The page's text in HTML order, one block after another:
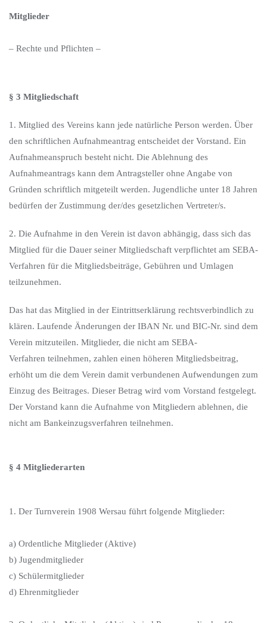
Mitglieder
– Rechte und Pflichten –
§ 3 Mitgliedschaft
1. Mitglied des Vereins kann jede natürliche Person werden. Über
den schriftlichen Aufnahmeantrag entscheidet der Vorstand. Ein
Aufnahmeanspruch besteht nicht. Die Ablehnung des
Aufnahmeantrags kann dem Antragsteller ohne Angabe von
Gründen schriftlich mitgeteilt werden. Jugendliche unter 18 Jahren
bedürfen der Zustimmung der/des gesetzlichen Vertreter/s.
2. Die Aufnahme in den Verein ist davon abhängig, dass sich das
Mitglied für die Dauer seiner Mitgliedschaft verpflichtet am SEBA-
Verfahren für die Mitgliedsbeiträge, Gebühren und Umlagen
teilzunehmen.
Das hat das Mitglied in der Eintrittserklärung rechtsverbindlich zu
klären. Laufende Änderungen der IBAN Nr. und BIC-Nr. sind dem
Verein mitzuteilen. Mitglieder, die nicht am SEBA-
Verfahren teilnehmen, zahlen einen höheren Mitgliedsbeitrag,
erhöht um die dem Verein damit verbundenen Aufwendungen zum
Einzug des Beitrages. Dieser Betrag wird vom Vorstand festgelegt.
Der Vorstand kann die Aufnahme von Mitgliedern ablehnen, die
nicht am Bankeinzugsverfahren teilnehmen.
§ 4 Mitgliederarten
1. Der Turnverein 1908 Wersau führt folgende Mitglieder:
a) Ordentliche Mitglieder (Aktive)
b) Jugendmitglieder
c) Schülermitglieder
d) Ehrenmitglieder